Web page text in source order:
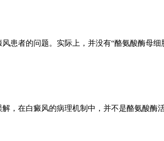
患者的问题。实际上，并没有“酪氨酸酶母
，在白癜风的病理机制中，并不是酪氨酸